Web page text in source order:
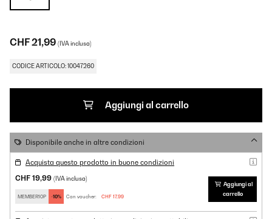
CHF 21,99 (IVA inclusa)
CODICE ARTICOLO: 10047260
Aggiungi al carrello
Disponibile anche in altre condizioni
Acquista questo prodotto in buone condizioni
CHF 19,99 (IVA inclusa)
MEMBER10P -10% Con voucher: CHF 17,99
Aggiungi al
carrello